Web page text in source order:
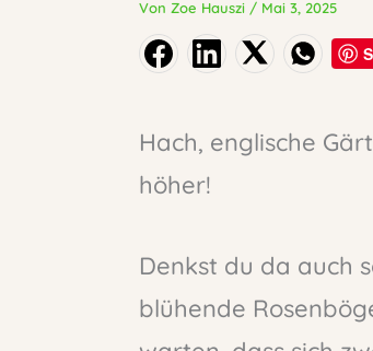
Von Zoe Hauszi / Mai 3, 2025
Hach, englische
höher!
Denkst du da auch
blühende